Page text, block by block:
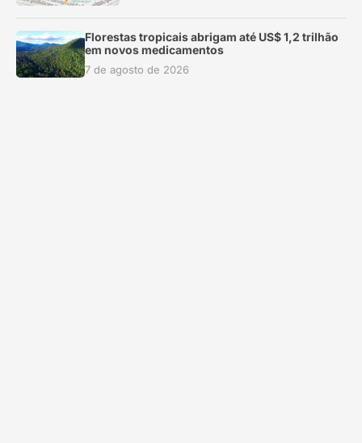
Florestas tropicais abrigam até US$ 1,2 trilhão
em novos medicamentos
7 de agosto de 2026